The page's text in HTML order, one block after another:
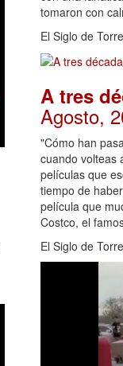
tomaron con
El Siglo de
A tres
Agosto,
"Cómo han
cuando volteas
películas que
tiempo de
película que
Costco, el
El Siglo de